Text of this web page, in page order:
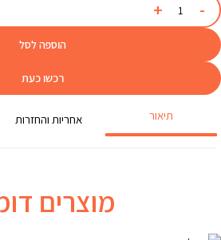
הוספה לסל
רכשו כעת
תיאור אחריות והחזרות
מוצרים